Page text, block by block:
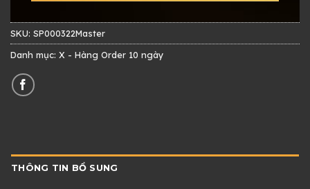
SKU: SP000322Master
Danh mục: X - Hàng Order 10 ngày
THÔNG TIN BỔ SUNG